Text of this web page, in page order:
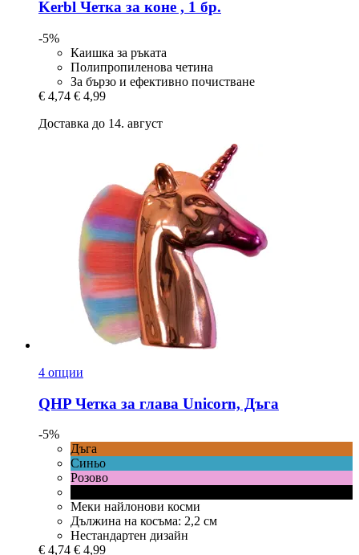
Kerbl Четка за коне , 1 бр.
-5%
Каишка за ръката
Полипропиленова четина
За бързо и ефективно почистване
€ 4,74 € 4,99
Доставка до 14. август
4 опции
QHP Четка за глава Unicorn, Дъга
-5%
Дъга
Синьо
Розово
Меки найлонови косми
Дължина на косъма: 2,2 см
Нестандартен дизайн
€ 4,74 € 4,99